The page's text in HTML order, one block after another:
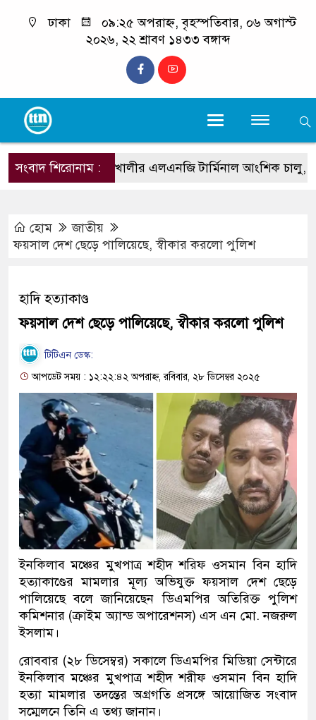
ঢাকা
০৯:২৫ অপরাহ্ন, বৃহস্পতিবার, ০৬ অগাস্ট
২০২৬, ২২ শ্রাবণ ১৪৩৩ বঙ্গাব্দ
সংবাদ শিরোনাম :
মহেশখালীর এলএনজি টার্মিনাল আংশিক চালু, জাতীয়
হোম
জাতীয়
ফয়সাল দেশ ছেড়ে পালিয়েছে, স্বীকার করলো পুলিশ
হাদি হত্যাকাণ্ড
ফয়সাল দেশ ছেড়ে পালিয়েছে, স্বীকার করলো পুলিশ
টিটিএন ডেস্ক:
আপডেট সময় : ১২:২২:৪২ অপরাহ্ন, রবিবার, ২৮ ডিসেম্বর ২০২৫
ইনকিলাব মঞ্চের মুখপাত্র শহীদ শরিফ ওসমান বিন হাদি
হত্যাকাণ্ডের মামলার মূল্য অভিযুক্ত ফয়সাল দেশ ছেড়ে
পালিয়েছে বলে জানিয়েছেন ডিএমপির অতিরিক্ত পুলিশ
কমিশনার (ক্রাইম অ্যান্ড অপারেশনস) এস এন মো. নজরুল
ইসলাম।
রোববার (২৮ ডিসেম্বর) সকালে ডিএমপির মিডিয়া সেন্টারে
ইনকিলাব মঞ্চের মুখপাত্র শহীদ শরীফ ওসমান বিন হাদি
হত্যা মামলার তদন্তের অগ্রগতি প্রসঙ্গে আয়োজিত সংবাদ
সম্মেলনে তিনি এ তথ্য জানান।